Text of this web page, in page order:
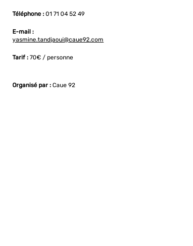
Téléphone : 01 71 04 52 49
E-mail :
yasmine.tandjaoui@caue92.com
Tarif : 70€ / personne
Organisé par : Caue 92